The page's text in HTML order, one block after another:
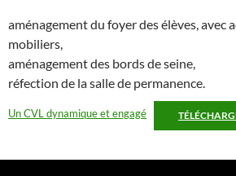
aménagement du foyer des élèves, avec
mobiliers,
aménagement des bords de seine,
réfection de la salle de permanence.
Un CVL dynamique et engagé